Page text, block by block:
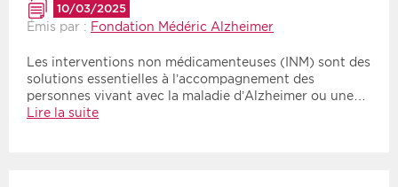
10/03/2025
Émis par : Fondation Médéric Alzheimer
Les interventions non médicamenteuses (INM) sont des
solutions essentielles à l’accompagnement des
personnes vivant avec la maladie d’Alzheimer ou une…
Lire la suite